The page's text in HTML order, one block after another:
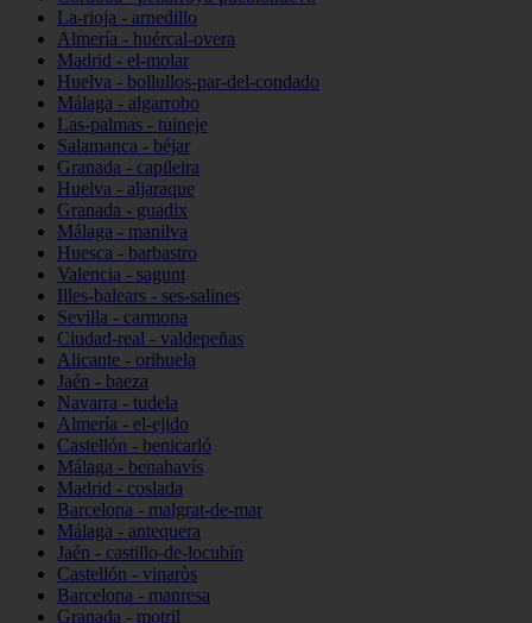
La-rioja - arnedillo
Almería - huércal-overa
Madrid - el-molar
Huelva - bollullos-par-del-condado
Málaga - algarrobo
Las-palmas - tuineje
Salamanca - béjar
Granada - capileira
Huelva - aljaraque
Granada - guadix
Málaga - manilva
Huesca - barbastro
Valencia - sagunt
Illes-balears - ses-salines
Sevilla - carmona
Ciudad-real - valdepeñas
Alicante - orihuela
Jaén - baeza
Navarra - tudela
Almería - el-ejido
Castellón - benicarló
Málaga - benahavís
Madrid - coslada
Barcelona - malgrat-de-mar
Málaga - antequera
Jaén - castillo-de-locubín
Castellón - vinaròs
Barcelona - manresa
Granada - motril